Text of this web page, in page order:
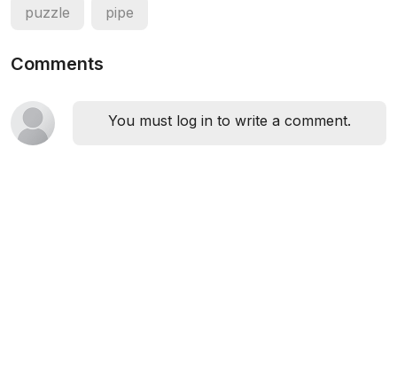
puzzle pipe
Comments
You must log in to write a comment.